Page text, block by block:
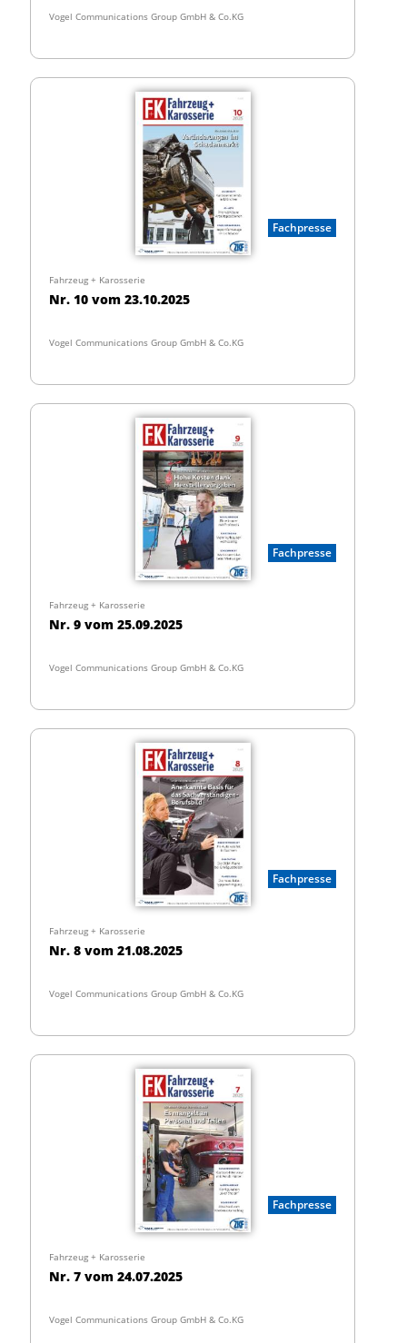
Vogel Communications Group GmbH & Co.KG
Fachpresse
Fahrzeug + Karosserie
Nr. 10 vom 23.10.2025
Vogel Communications Group GmbH & Co.KG
Fachpresse
Fahrzeug + Karosserie
Nr. 9 vom 25.09.2025
Vogel Communications Group GmbH & Co.KG
Fachpresse
Fahrzeug + Karosserie
Nr. 8 vom 21.08.2025
Vogel Communications Group GmbH & Co.KG
Fachpresse
Fahrzeug + Karosserie
Nr. 7 vom 24.07.2025
Vogel Communications Group GmbH & Co.KG